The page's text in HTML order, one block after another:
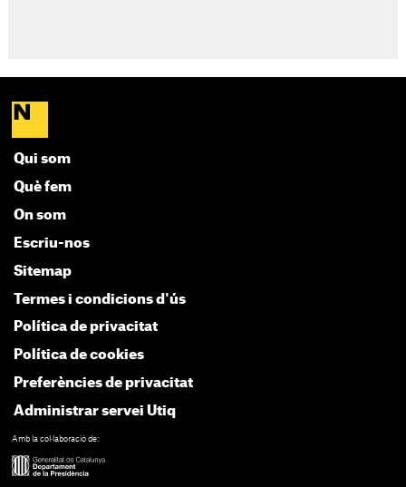
Qui som
Què fem
On som
Escriu-nos
Sitemap
Termes i condicions d'ús
Política de privacitat
Política de cookies
Preferències de privacitat
Administrar servei Utiq
Amb la col·laboració de: